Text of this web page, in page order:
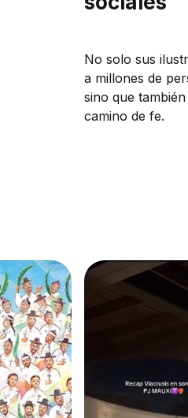
No solo sus
a millones de
sino que
camino de fe.